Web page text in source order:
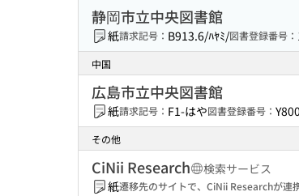
静岡市立中央図書館
紙請求記号： B913.6/ﾊﾔﾐ/図書登録番号：
中国
広島市立中央図書館
紙請求記号： F1-はや図書登録番号：
その他
CiNii Research
検索サービス
紙遷移先のサイトで、CiNii Researchが連